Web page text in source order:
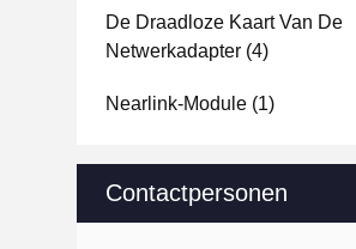
De Draadloze Kaart Van De
Netwerkadapter (4)
Nearlink-Module (1)
Contactpersonen